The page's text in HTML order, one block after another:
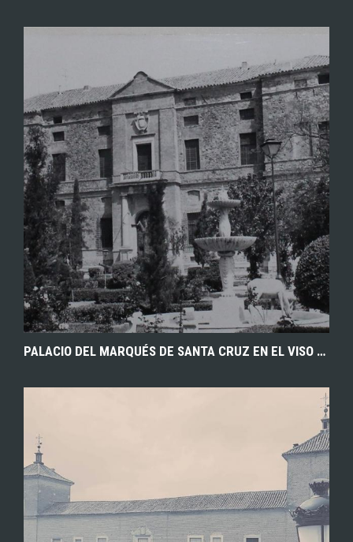
EXPLORAR ZOOM
PALACIO DEL MARQUÉS DE SANTA CRUZ EN EL VISO DEL MARQUÉS, ACTUALMENTE SEDE DEL ARCHIVO GENERAL DE LA MARINA. FICHA INVENTARIO DEL PATRIMONIO ARQUITECTÓNICO DE INTERÉS HISTÓRICO Y ARTÍSTICO DE LA PROVINCIA DE CIUDAD REAL. 1979. AHP DE CIUDAD REAL.